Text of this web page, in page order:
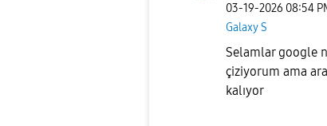
‎03-19-2026 08:54
Galaxy S
Selamlar google
çiziyorum ama
kalıyor